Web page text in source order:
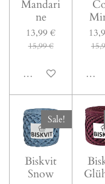
Mandari
ne
13,99 €
15,99 €
In den Warenkorb
In
Sale!
Biskvit
Snow